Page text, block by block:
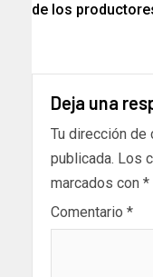
de los
Deja una
Tu dirección de
publicada. Los
marcados con *
Comentario *